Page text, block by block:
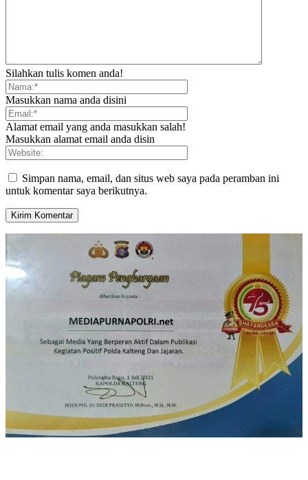
Silahkan tulis komen anda!
Masukkan nama anda disini
Alamat email yang anda masukkan salah!
Masukkan alamat email anda disin
Simpan nama, email, dan situs web saya pada peramban ini
untuk komentar saya berikutnya.